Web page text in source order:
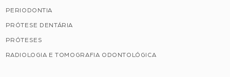
PERIODONTIA
PRÓTESE DENTÁRIA
PRÓTESES
RADIOLOGIA E TOMOGRAFIA ODONTOLÓGICA